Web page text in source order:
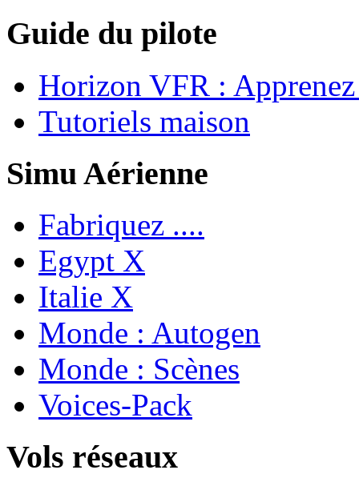
Guide du pilote
Horizon VFR :
Tutoriels maison
Simu Aérienne
Fabriquez ....
Egypt X
Italie X
Monde : Autogen
Monde : Scènes
Voices-Pack
Vols réseaux